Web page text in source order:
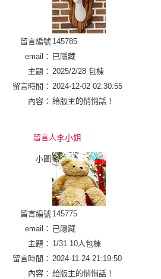
留言編號 145785
email： 已隱藏
主題： 2025/2/28 包棟
留言時間： 2024-12-02 02:30:55
內容： 給版主的悄悄話！
留言人李小姐
小圖
留言編號 145775
email： 已隱藏
主題： 1/31 10人包棟
留言時間： 2024-11-24 21:19:50
內容： 給版主的悄悄話！